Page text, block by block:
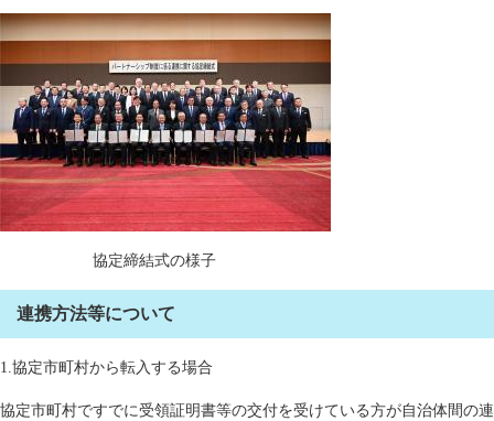
協定締結式の様子
連携方法等について
1.協定市町村から転入する場合
協定市町村ですでに受領証明書等の交付を受けている方が自治体間の連